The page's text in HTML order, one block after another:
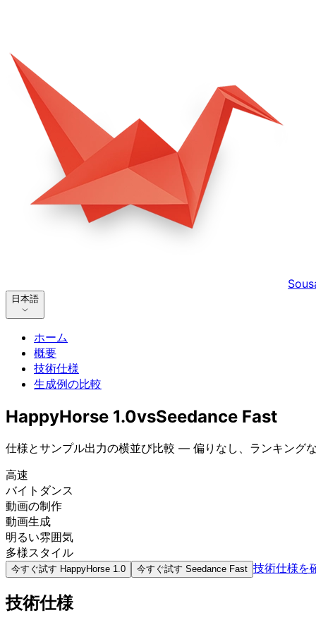
日本語
ホーム
概要
技術仕様
生成例の比較
HappyHorse 1.0vsSeedance Fast
仕様とサンプル出力の横並び比較 — 偏りなし、ランキングな
高速
バイトダンス
動画の制作
動画生成
明るい雰囲気
多様スタイル
今すぐ試す HappyHorse 1.0 今すぐ試す Seedance Fast 技術仕様を
技術仕様